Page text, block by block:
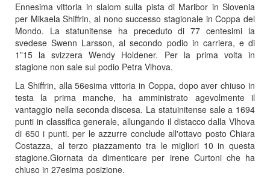
Ennesima vittoria in slalom sulla pista di Maribor in Slovenia
per Mikaela Shiffrin, al nono successo stagionale in Coppa del
Mondo. La statunitense ha preceduto di 77 centesimi la
svedese Swenn Larsson, al secondo podio in carriera, e di
1”15 la svizzera Wendy Holdener. Per la prima volta in
stagione non sale sul podio Petra Vlhova.
La Shiffrin, alla 56esima vittoria in Coppa, dopo aver chiuso in
testa la prima manche, ha amministrato agevolmente il
vantaggio nella seconda discesa. La statuinitense sale a 1694
punti in classifica generale, allungando il distacco dalla Vlhova
di 650 i punti. per le azzurre conclude all'ottavo posto Chiara
Costazza, al terzo piazzamento tra le migliori 10 in questa
stagione.Giornata da dimenticare per irene Curtoni che ha
chiuso in 27esima posizione.